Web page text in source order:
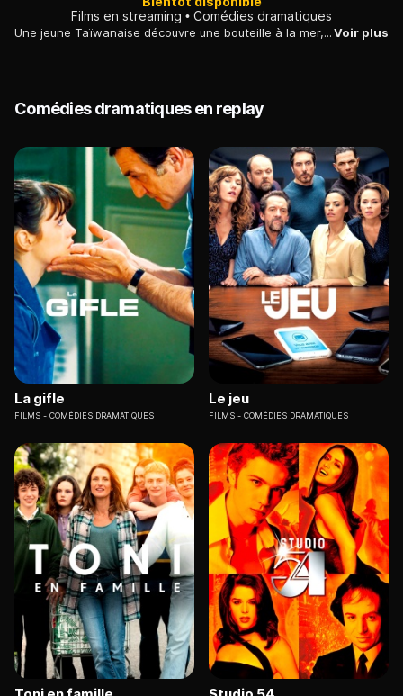
Films en streaming
Comédies dramatiques
Une jeune Taïwanaise découvre une bouteille à la mer, porteuse d'un message romantique. Elle fonce à Hong Kong pour tenter d'en retrouver l'auteur...Voir plus
Comédies dramatiques en replay
La gifle
FILMS COMÉDIES DRAMATIQUES
Le jeu
FILMS COMÉDIES DRAMATIQUES